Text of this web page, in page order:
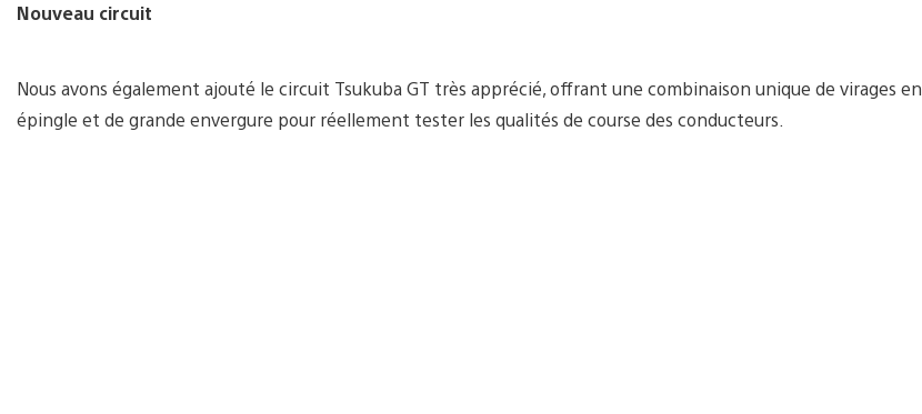
Nouveau circuit
Nous avons également ajouté le circuit Tsukuba GT très apprécié, offrant une combinaison unique de virages en
épingle et de grande envergure pour réellement tester les qualités de course des conducteurs.